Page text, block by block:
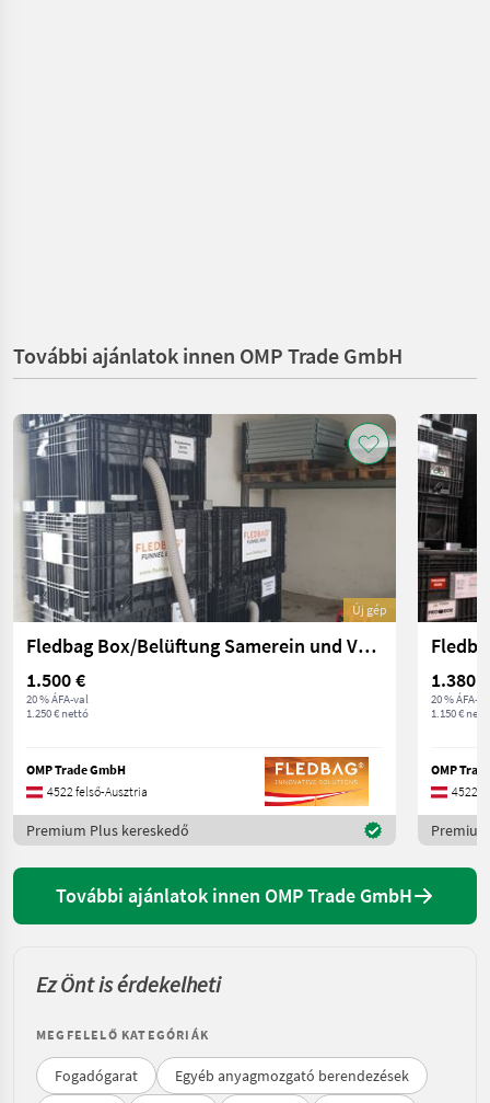
További ajánlatok innen OMP Trade GmbH
Új gép
Fledbag Box/Belüftung Samerein und Vermehrungssaatgut
1.500 €
20 % ÁFA-val
1.250 € nettó
OMP Trade GmbH
4522 felső-Ausztria
Premium Plus kereskedő
1.380 €
20 % ÁFA-
1.150 €
OMP
4522
További ajánlatok innen OMP Trade GmbH
Ez Önt is érdekelheti
MEGFELELŐ KATEGÓRIÁK
Fogadógarat
Egyéb anyagmozgató berendezések